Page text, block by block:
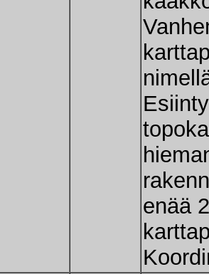
enää